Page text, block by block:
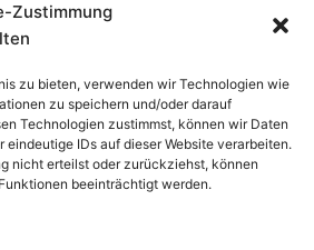
Zustimmung
zu bieten, verwenden wir Technologien wie
zu speichern und/oder darauf
Technologien zustimmst, können wir Daten
eindeutige IDs auf dieser Website verarbeiten.
nicht erteilst oder zurückziehst, können
beeinträchtigt werden.
fachlich kompetent und
& Heßelmann Bedachungen